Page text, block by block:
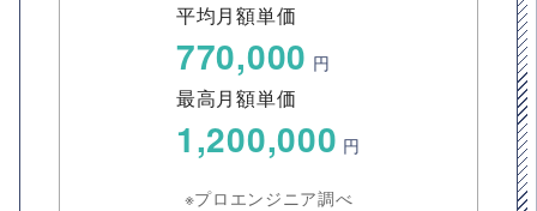
平均月額単価
770,000 円
最高月額単価
1,200,000 円
※プロエンジニア調べ